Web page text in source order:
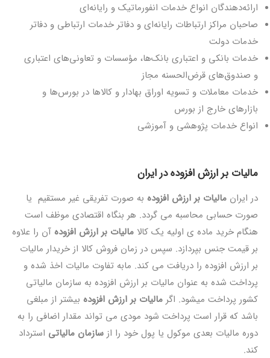
ارائه‌دهندگان انواع خدمات انفورماتیک و رایانه‌ای
صاحبان مراکز ارتباطات رایانه‌ای و دفاتر خدمات ارتباطی و دفاتر
خدمات دولت
خدمات بانکی و اعتباری بانک‌ها، مؤسسات و تعاونی‌های اعتباری
و صندوق‌های قرض‌الحسنه مجاز
خدمات معاملات و تسویه اوراق بهادار و کالاها در بورس‌ها و
بازارهای خارج از بورس
انواع خدمات پژوهشی و آموزشی
مالیات بر ارزش افزوده در ایران
در ایران مالیات بر ارزش افزوده به صورت تفریقی غیر مستقیم یا
صورت حسابی محاسبه می گردد. هر بنگاه اقتصادی موظف است
هنگام خرید ماده ی اولیه یک کالا مالیات بر ارزش افزوده آن را علاوه
بر قیمت جنس بپردازد. سپس در زمان فروش کالا از خریدار مالیات
بر ارزش افزوده را دریافت می کند. مابه تفاوت مالیات اخذ شده و
پرداخت شده به عنوان مالیات بر ارزش افزوده به سازمان مالیاتی
کشور پرداخت میشود. اگر مالیات بر ارزش افزوده بیشتر از مبلغی
باشد که قرار است پرداخت شود مودی می تواند مقدار اضافی را به
دوره مالیات بعدی موکول یا پول خود را از سازمان مالیاتی استرداد
کند.